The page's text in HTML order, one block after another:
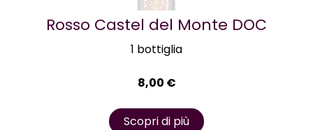
Rosso Castel del Monte DOC
1 bottiglia
8,00 €
Scopri di più